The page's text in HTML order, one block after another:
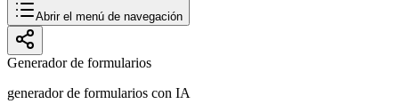
Abrir el menú de navegación
Generador de formularios
generador de formularios con IA